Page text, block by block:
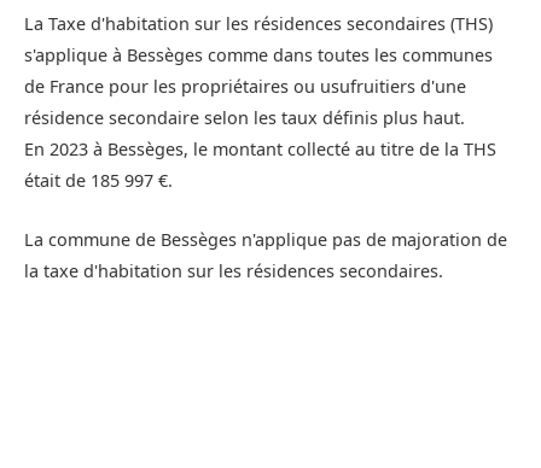
La Taxe d'habitation sur les résidences secondaires (THS)
s'applique à Bessèges comme dans toutes les communes
de France pour les propriétaires ou usufruitiers d'une
résidence secondaire selon les taux définis plus haut.
En 2023 à Bessèges, le montant collecté au titre de la THS
était de 185 997 €.
La commune de Bessèges n'applique pas de majoration de
la taxe d'habitation sur les résidences secondaires.